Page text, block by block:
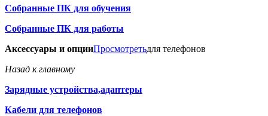
Собранные ПК для обучения
Собранные ПК для работы
Аксессуары и опцииПросмотретьдля телефонов
Назад к главному
Зарядные устройства,адаптеры
Кабели для телефонов